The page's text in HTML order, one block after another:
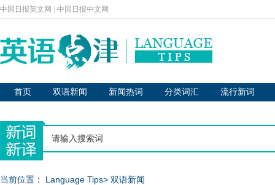
中国日报英文网 中国日报中文网
首页 双语新闻 新闻热词 分类词汇 流行新词
当前位置： Language Tips> 双语新闻